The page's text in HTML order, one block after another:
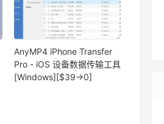
AnyMP4 iPhone Transfer
Pro - iOS 设备数据传输工具
[Windows][$39→0]